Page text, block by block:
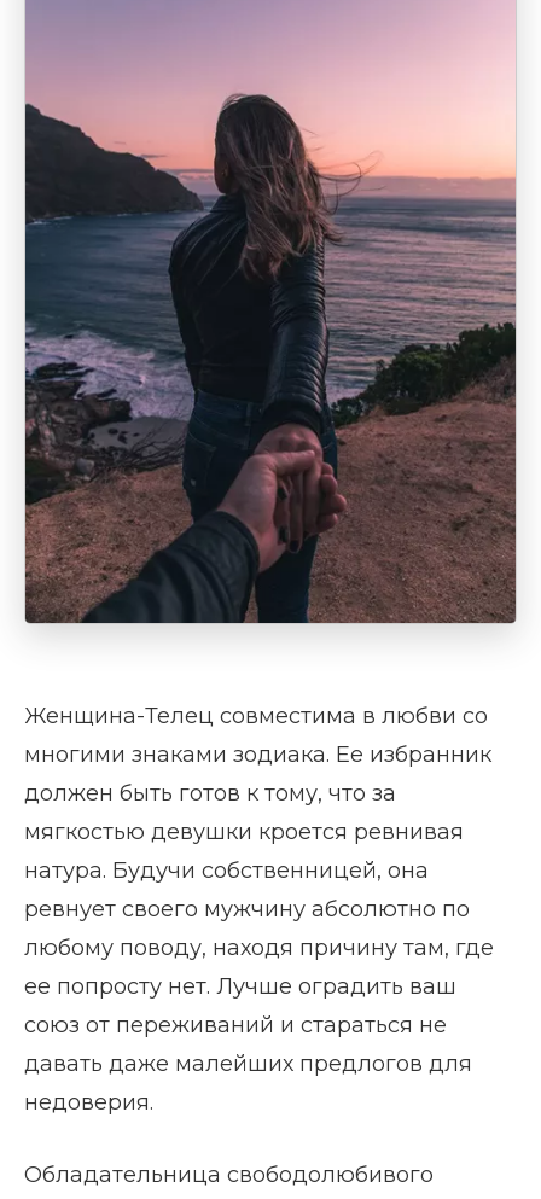
Женщина-Телец совместима в любви со
многими знаками зодиака. Ее избранник
должен быть готов к тому, что за
мягкостью девушки кроется ревнивая
натура. Будучи собственницей, она
ревнует своего мужчину абсолютно по
любому поводу, находя причину там, где
ее попросту нет. Лучше оградить ваш
союз от переживаний и стараться не
давать даже малейших предлогов для
недоверия.
Обладательница свободолюбивого